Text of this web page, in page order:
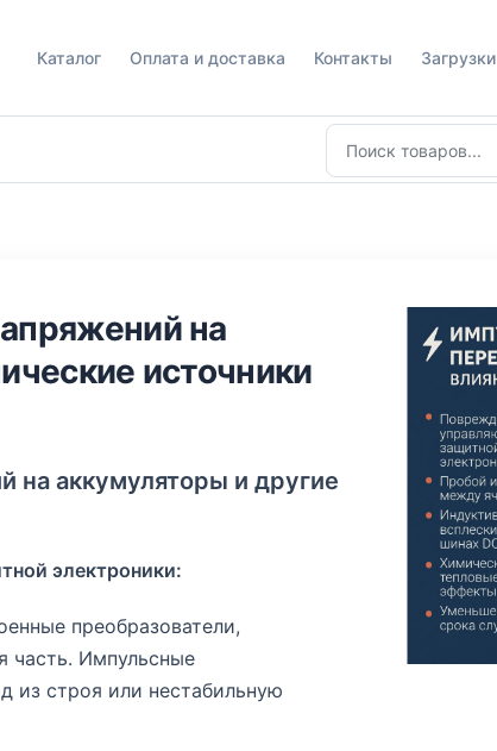
Каталог Оплата и доставка Контакты Загрузки
на
источники
на аккумуляторы и другие
электроники:
преобразователи,
часть. Импульсные
из строя или нестабильную